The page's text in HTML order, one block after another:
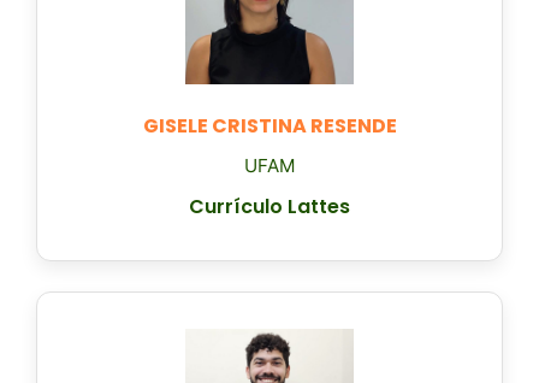
GISELE CRISTINA RESENDE
UFAM
Currículo Lattes